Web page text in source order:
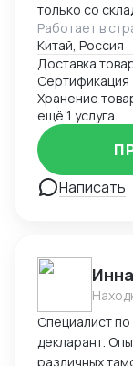
только со
оформление,
документации.
Работает в
Китай, Россия
Доставка
Сертификация
Хранение
ещё 1 услуга
Написать
Специалист
декларант.
различных